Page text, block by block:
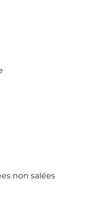
non salées